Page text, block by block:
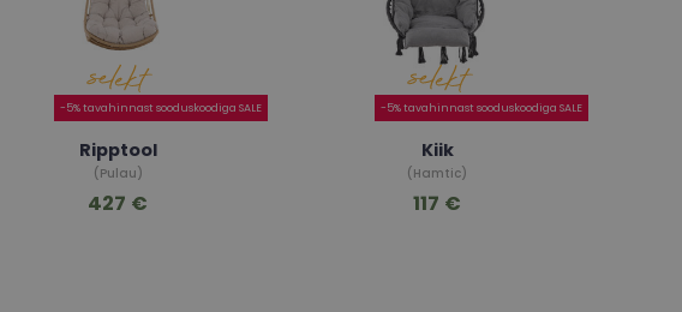
-5% tavahinnast sooduskoodiga SALE
Ripptool
(Pulau)
427 €
-5% tavahinnast sooduskoodiga SALE
Kiik
(Hamtic)
117 €